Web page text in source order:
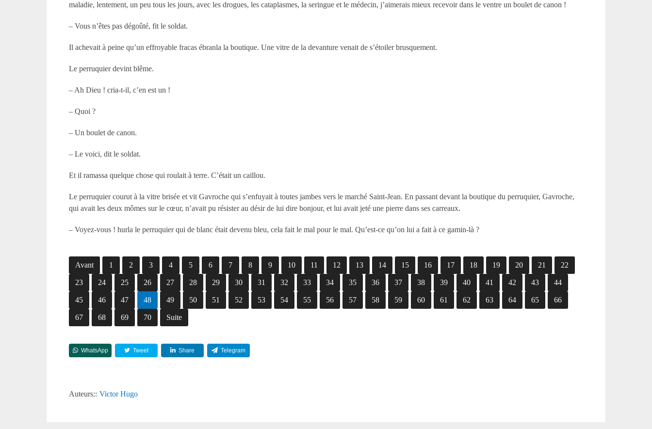
maladie, lentement, un peu tous les jours, avec les drogues, les cataplasmes, la seringue et le médecin, j’aimerais mieux recevoir dans le ventre un boulet de canon !
– Vous n’êtes pas dégoûté, fit le soldat.
Il achevait à peine qu’un effroyable fracas ébranla la boutique. Une vitre de la devanture venait de s’étoiler brusquement.
Le perruquier devint blême.
– Ah Dieu ! cria-t-il, c’en est un !
– Quoi ?
– Un boulet de canon.
– Le voici, dit le soldat.
Et il ramassa quelque chose qui roulait à terre. C’était un caillou.
Le perruquier courut à la vitre brisée et vit Gavroche qui s’enfuyait à toutes jambes vers le marché Saint-Jean. En passant devant la boutique du perruquier, Gavroche,
qui avait les deux mômes sur le cœur, n’avait pu résister au désir de lui dire bonjour, et lui avait jeté une pierre dans ses carreaux.
– Voyez-vous ! hurla le perruquier qui de blanc était devenu bleu, cela fait le mal pour le mal. Qu’est-ce qu’on lui a fait à ce gamin-là ?
Avant 1 2 3 4 5 6 7 8 9 10 11 12 13 14 15 16 17 18 19 20 21 22
23 24 25 26 27 28 29 30 31 32 33 34 35 36 37 38 39 40 41 42 43 44
45 46 47 48 49 50 51 52 53 54 55 56 57 58 59 60 61 62 63 64 65 66
67 68 69 70 Suite
WhatsApp Tweet Share Telegram
Auteurs:: Victor Hugo